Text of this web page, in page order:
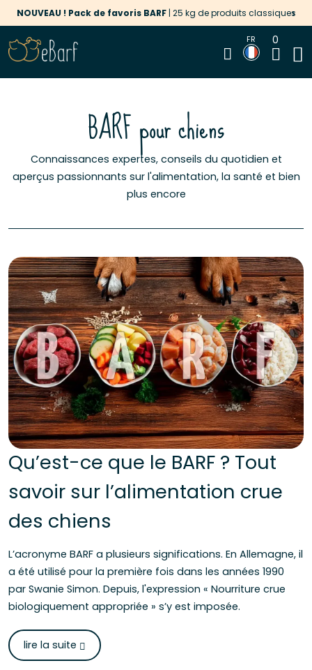
NOUVEAU ! Pack de favoris BARF | 25 kg de produits classiques
‹ ›
FR 0
BARF pour chiens
Connaissances expertes, conseils du quotidien et
aperçus passionnants sur l'alimentation, la santé et bien
plus encore
Qu’est-ce que le BARF ? Tout
savoir sur l’alimentation crue
des chiens
L’acronyme BARF a plusieurs significations. En Allemagne, il
a été utilisé pour la première fois dans les années 1990
par Swanie Simon. Depuis, l'expression « Nourriture crue
biologiquement appropriée » s’y est imposée.
lire la suite